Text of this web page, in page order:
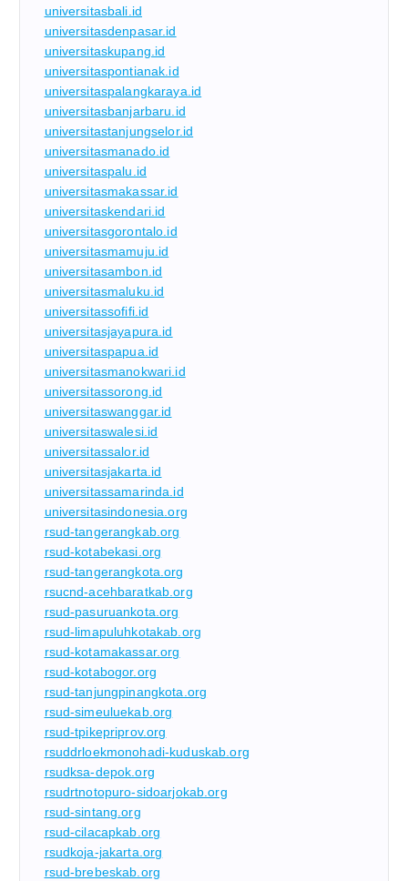
universitasbali.id
universitasdenpasar.id
universitaskupang.id
universitaspontianak.id
universitaspalangkaraya.id
universitasbanjarbaru.id
universitastanjungselor.id
universitasmanado.id
universitaspalu.id
universitasmakassar.id
universitaskendari.id
universitasgorontalo.id
universitasmamuju.id
universitasambon.id
universitasmaluku.id
universitassofifi.id
universitasjayapura.id
universitaspapua.id
universitasmanokwari.id
universitassorong.id
universitaswanggar.id
universitaswalesi.id
universitassalor.id
universitasjakarta.id
universitassamarinda.id
universitasindonesia.org
rsud-tangerangkab.org
rsud-kotabekasi.org
rsud-tangerangkota.org
rsucnd-acehbaratkab.org
rsud-pasuruankota.org
rsud-limapuluhkotakab.org
rsud-kotamakassar.org
rsud-kotabogor.org
rsud-tanjungpinangkota.org
rsud-simeuluekab.org
rsud-tpikepriprov.org
rsuddrloekmonohadi-kuduskab.org
rsudksa-depok.org
rsudrtnotopuro-sidoarjokab.org
rsud-sintang.org
rsud-cilacapkab.org
rsudkoja-jakarta.org
rsud-brebeskab.org